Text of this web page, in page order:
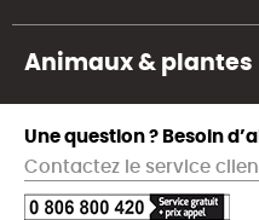
Animaux & plantes
Une question ? Besoin
Contactez le service